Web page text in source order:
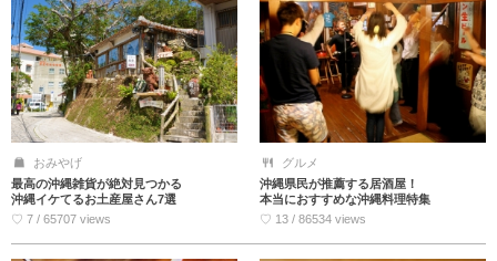
おみやげ
最高の沖縄雑貨が絶対見つかる
沖縄イケてるお土産屋さん7選
♡ 7 / 65707 views
グルメ
沖縄県民が推薦する居酒屋！
本当におすすめな沖縄料理特集
♡ 13 / 86534 views